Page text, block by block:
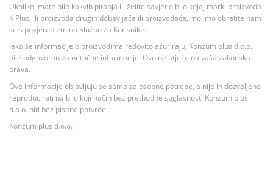
Ukoliko imate bilo kakvih pitanja ili želite savjet o bilo kojoj marki proizvoda
K Plus, ili proizvoda drugih dobavljača ili proizvođača, molimo obratite nam
se s povjerenjem na Službu za Korisnike.
Iako se informacije o proizvodima redovito ažuriraju, Konzum plus d.o.o.
nije odgovoran za netočne informacije. Ovo ne utječe na vaša zakonska
prava.
Ove informacije objavljuju se samo za osobne potrebe, a nije ih dozvoljeno
reproducirati na bilo koji način bez prethodne suglasnosti Konzum plus
d.o.o. niti bez pisane potvrde.
Konzum plus d.o.o.